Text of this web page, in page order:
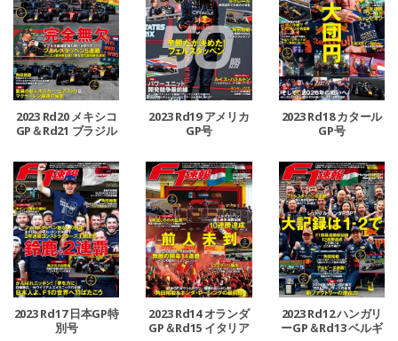
2023 Rd20 メキシコ
GP＆Rd21 ブラジル
2023 Rd19 アメリカ
GP号
2023 Rd18 カタール
GP号
2023 Rd17 日本GP特
別号
2023 Rd14 オランダ
GP＆Rd15 イタリア
2023 Rd12 ハンガリ
ーGP＆Rd13 ベルギ